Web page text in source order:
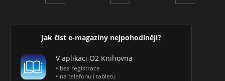
Jak číst e-magazíny nejpohodlněji?
V aplikaci O2 Knihovna
• bez registrace
• na telefonu i tabletu